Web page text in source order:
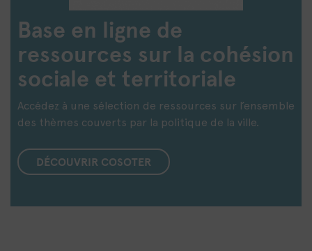
Base en ligne de
ressources sur la cohésion
sociale et territoriale
Accédez à une sélection de ressources sur l’ensemble
des thèmes couverts par la politique de la ville.
DÉCOUVRIR COSOTER